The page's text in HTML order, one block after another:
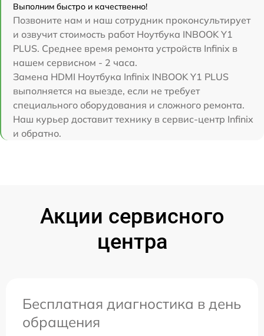
Выполним быстро и качественно!
Позвоните нам и наш сотрудник проконсультирует
и озвучит стоимость работ Ноутбука INBOOK Y1
PLUS. Среднее время ремонта устройств Infinix в
нашем сервисном - 2 часа.
Замена HDMI Ноутбука Infinix INBOOK Y1 PLUS
выполняется на выезде, если не требует
специального оборудования и сложного ремонта.
Наш курьер доставит технику в сервис-центр Infinix
и обратно.
Акции сервисного
центра
Бесплатная диагностика в день
обращения